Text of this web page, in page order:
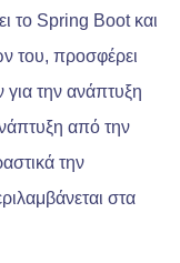
το Spring Boot και
του, προσφέρει
την ανάπτυξη
από την
την
στα